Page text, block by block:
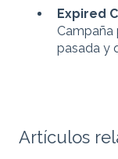
Expired
Campaña
pasada y
Artículos